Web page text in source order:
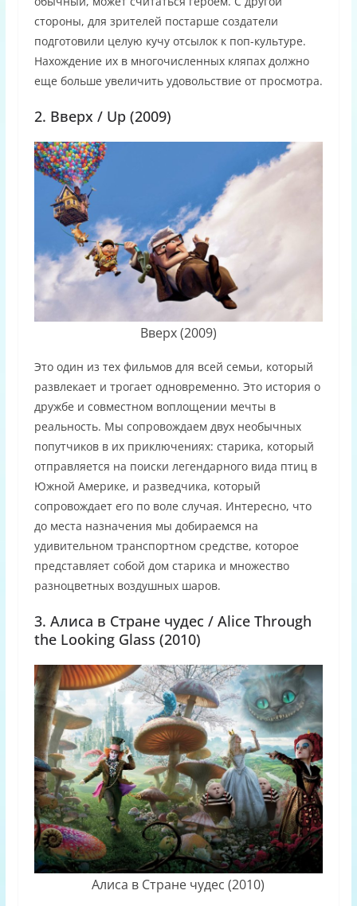
стороны, для зрителей постарше создатели
подготовили целую кучу отсылок к поп-культуре.
Нахождение их в многочисленных кляпах должно
еще больше увеличить удовольствие от просмотра.
2. Вверх / Up (2009)
Вверх (2009)
Это один из тех фильмов для всей семьи, который
развлекает и трогает одновременно. Это история о
дружбе и совместном воплощении мечты в
реальность. Мы сопровождаем двух необычных
попутчиков в их приключениях: старика, который
отправляется на поиски легендарного вида птиц в
Южной Америке, и разведчика, который
сопровождает его по воле случая. Интересно, что
до места назначения мы добираемся на
удивительном транспортном средстве, которое
представляет собой дом старика и множество
разноцветных воздушных шаров.
3. Алиса в Стране чудес / Alice Through
the Looking Glass (2010)
Алиса в Стране чудес (2010)